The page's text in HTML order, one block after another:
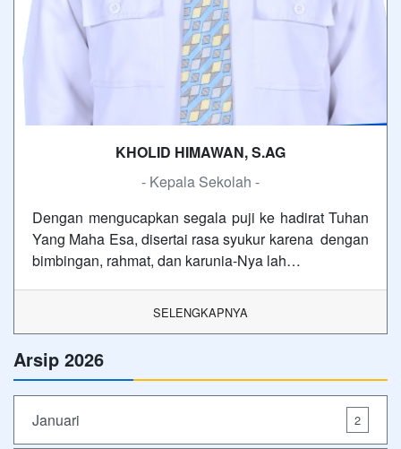
KHOLID HIMAWAN, S.AG
- Kepala Sekolah -
Dengan mengucapkan segala puji ke hadirat Tuhan
Yang Maha Esa, disertai rasa syukur karena dengan
bimbingan, rahmat, dan karunia-Nya lah…
SELENGKAPNYA
Arsip 2026
Januari 2